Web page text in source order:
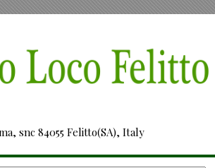
snc 84055 Felitto(SA), Italy